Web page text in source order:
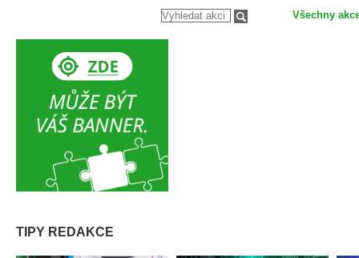
Všechny
TIPY REDAKCE